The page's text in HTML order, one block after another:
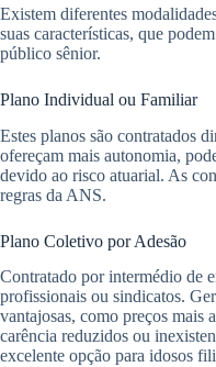
Existem diferentes
suas características, que
público sênior.
Plano Individual ou Familiar
Estes planos são contratados
ofereçam mais autonomia,
devido ao risco atuarial. As
regras da ANS.
Plano Coletivo por Adesão
Contratado por intermédio de
profissionais ou sindicatos.
vantajosas, como preços mais
carência reduzidos ou
excelente opção para idosos